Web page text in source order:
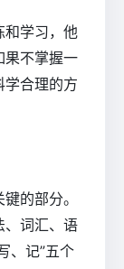
和学习，他
果不掌握一
学合理的方
的部分。
、词汇、语
、记”五个